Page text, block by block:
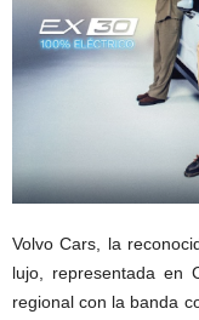
Volvo Cars, la
lujo, representada en
regional con la banda